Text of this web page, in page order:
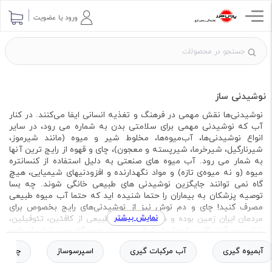
ورود یا عضویت
نوشیدنی ساز
نوشیدنی‌ها نقش مهمی در فرهنگ و تغذیه انسانی ایفا می‌کنند. در کنار
آب که نوشیدنی مهمی برای سلامتی بدن به شماره می رود، در سایر
انواع نوشیدنی‌ها، آب‌میوه‌ها، مخلوط شیر و میوه (مانند شیرموز،
شیرنارگیل، شیرخرما، شیرپسته و معجون)، چای و قهوه از رایج ترین آنها
به شمار می رود. آب میوه های صنعتی به دلیل استفاده از کنسانتره
میوه (و نه میوه‌ی تازه) و مواد نگهدارنده و افزودنیهای شیمیایی، هیچ
گاه نمی توانند جایگزین نوشیدنی های طبیعی خانگی شوند. چه بسا
توصیه پزشکان به بیماران را حتما شنیده اید که حتما آب میوه طبیعی
مصرف کنید! چای و دم نوش نیز از نوشیدنی‌های رایج بخصوص برای
مردمان ایران زمین بوده و هست که منبع طبیعی از کافئین، تئوفیلین،
تیانین و آنتی‌اکسیدان‌ها به شمار می رود. هیچگاه نمی توان از طعم
دلچسب یک فنجان چای تازه دم پس از خستگی یک روز کاری گذشت
بخصوص اگر آن روز بارانی نیز باشد!
نوشیدنی ساز با بهترین قیمت
نمایش بیشتر
آبمیوه گیری آب مرکبات گیری اسپرسوساز چای